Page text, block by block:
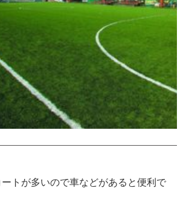
トが多いので車などがあると便利で